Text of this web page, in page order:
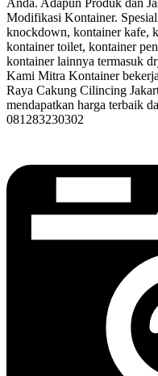
Anda. Adapun Produk dan
Modifikasi Kontainer.
knockdown, kontainer kafe,
kontainer toilet, kontainer
kontainer lainnya termasuk
Kami Mitra Kontainer
Raya Cakung Cilincing
mendapatkan harga terbaik
081283230302